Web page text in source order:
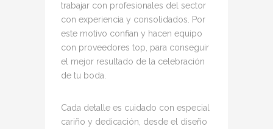
trabajar con profesionales del sector
con experiencia y consolidados. Por
este motivo confian y hacen equipo
con proveedores top, para conseguir
el mejor resultado de la celebración
de tu boda.
Cada detalle es cuidado con especial
cariño y dedicación, desde el diseño